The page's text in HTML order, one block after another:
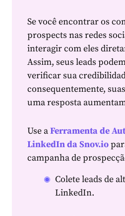
Se você encontrar os
prospects nas redes
interagir com eles
Assim, seus leads
verificar sua
consequentemente,
uma resposta
Use aFerramenta de
LinkedIn da Snov.io
campanha de
Colete leads de
LinkedIn.